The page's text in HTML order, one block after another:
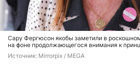
Сару Фергюсон якобы заметили в
на фоне продолжающегося внимания к
Источник: Mirrorpix / MEGA